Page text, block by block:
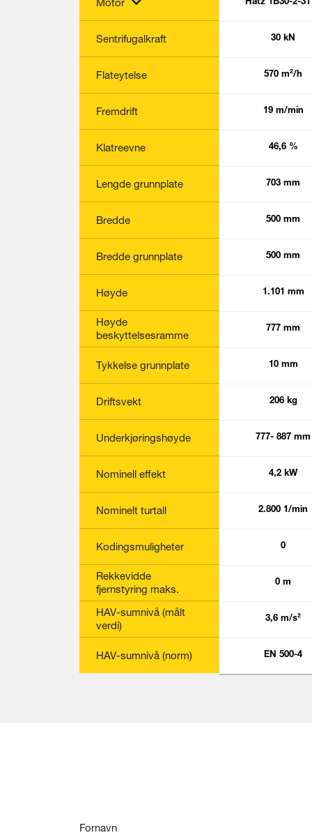
Sentrifugalkraft
Flateytelse
Fremdrift
Klatreevne
Lengde grunnplate
Bredde
Bredde grunnplate
Høyde
Høyde
beskyttelsesramme
Tykkelse grunnplate
Driftsvekt
Underkjøringshøyde
Nominell effekt
Nominelt turtall
Kodingsmuligheter
Rekkevidde
fjernstyring maks.
HAV-sumnivå (målt
verdi)
HAV-sumnivå (norm)
30 kN
570 m²/h
19 m/min
36,4 %
703 mm
500 mm
10 mm
746- 856 mm
5,6 kW
2.800 1/min
0
2,8 m/s²
EN 500-4
Hatz 1B30-2-
30 kN
570 m²/h
19 m/min
46,6 %
703 mm
500 mm
500 mm
1.101 mm
777 mm
10 mm
206 kg
777- 887 mm
4,2 kW
2.800 1/min
0
0 m
3,6 m/s²
EN 500-4
Fornavn